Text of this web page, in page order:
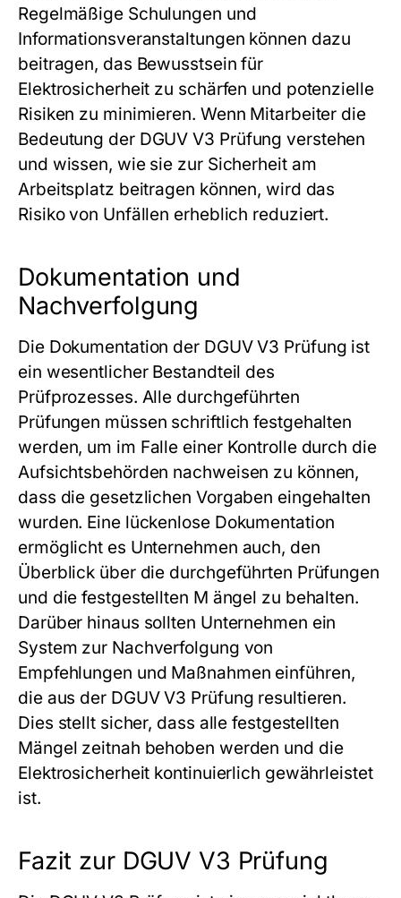
Regelmäßige Schulungen und
Informationsveranstaltungen können dazu
beitragen, das Bewusstsein für
Elektrosicherheit zu schärfen und potenzielle
Risiken zu minimieren. Wenn Mitarbeiter die
Bedeutung der DGUV V3 Prüfung verstehen
und wissen, wie sie zur Sicherheit am
Arbeitsplatz beitragen können, wird das
Risiko von Unfällen erheblich reduziert.
Dokumentation und
Nachverfolgung
Die Dokumentation der DGUV V3 Prüfung ist
ein wesentlicher Bestandteil des
Prüfprozesses. Alle durchgeführten
Prüfungen müssen schriftlich festgehalten
werden, um im Falle einer Kontrolle durch die
Aufsichtsbehörden nachweisen zu können,
dass die gesetzlichen Vorgaben eingehalten
wurden. Eine lückenlose Dokumentation
ermöglicht es Unternehmen auch, den
Überblick über die durchgeführten Prüfungen
und die festgestellten M ängel zu behalten.
Darüber hinaus sollten Unternehmen ein
System zur Nachverfolgung von
Empfehlungen und Maßnahmen einführen,
die aus der DGUV V3 Prüfung resultieren.
Dies stellt sicher, dass alle festgestellten
Mängel zeitnah behoben werden und die
Elektrosicherheit kontinuierlich gewährleistet
ist.
Fazit zur DGUV V3 Prüfung